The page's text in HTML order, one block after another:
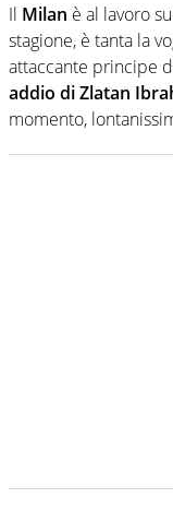
Il Milan è al lavoro
stagione, è tanta la
attaccante principe
addio di Zlatan
momento,